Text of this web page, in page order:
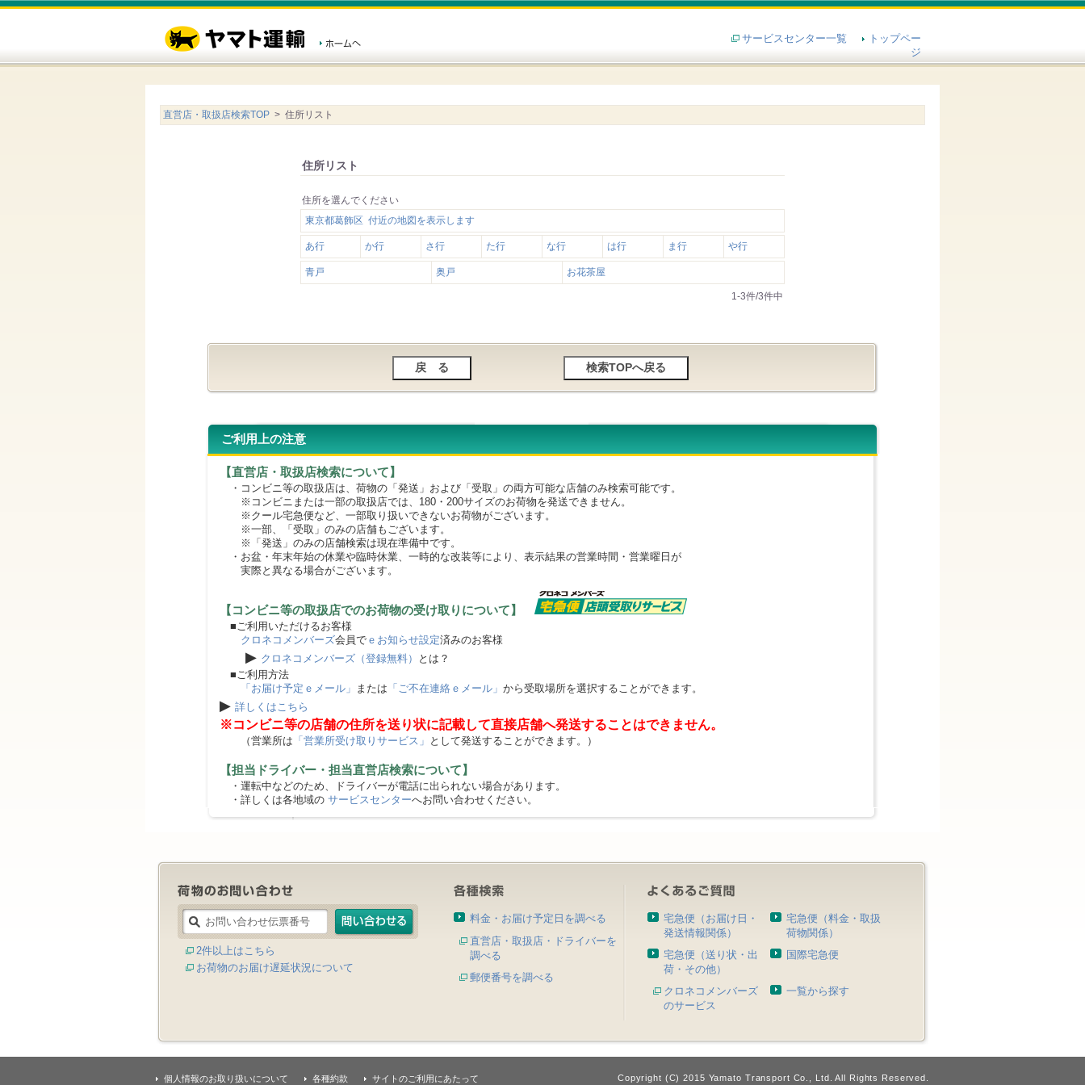
サービスセンター一覧
トップペー
ジ
直営店・取扱店検索TOP > 住所リスト
住所リスト
住所を選んでください
東京都葛飾区 付近の地図を表示します
あ行 か行 さ行 た行 な行 は行 ま行 や行
青戸 奥戸 お花茶屋
1-3件/3件中
ご利用上の注意
【直営店・取扱店検索について】
・コンビニ等の取扱店は、荷物の「発送」および「受取」の両方可能な店舗のみ検索可能です。
※コンビニまたは一部の取扱店では、180・200サイズのお荷物を発送できません。
※クール宅急便など、一部取り扱いできないお荷物がございます。
※一部、「受取」のみの店舗もございます。
※「発送」のみの店舗検索は現在準備中です。
・お盆・年末年始の休業や臨時休業、一時的な改装等により、表示結果の営業時間・営業曜日が
実際と異なる場合がございます。
【コンビニ等の取扱店でのお荷物の受け取りについて】
■ご利用いただけるお客様
クロネコメンバーズ会員で ｅお知らせ設定済みのお客様
▶ クロネコメンバーズ（登録無料）
とは？
■ご利用方法
「お届け予定ｅメール」 または 「ご不在連絡ｅメール」 から受取場所を選択することができます。
▶ 詳しくはこちら
※コンビニ等の店舗の住所を送り状に記載して直接店舗へ発送することはできません。
（営業所は 「営業所受け取りサービス」 として発送することができます。）
【担当ドライバー・担当直営店検索について】
・運転中などのため、ドライバーが電話に出られない場合があります。
・詳しくは各地域の サービスセンターへお問い合わせください。
2件以上はこちら
お荷物のお届け遅延状況について
料金・お届け予定日を調べる
直営店・取扱店・ドライバーを
調べる
郵便番号を調べる
宅急便（お届け日・
発送情報関係）
宅急便（料金・取扱
荷物関係）
宅急便（送り状・出
荷・その他）
国際宅急便
クロネコメンバーズ
のサービス
一覧から探す
個人情報のお取り扱いについて 各種約款 サイトのご利用にあたって Copyright (C) 2015 Yamato Transport Co., Ltd. All Rights Reserved.